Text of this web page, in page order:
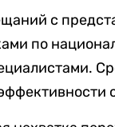
с
по